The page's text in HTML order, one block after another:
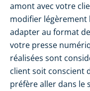
amont avec votre
modifier légèrement
adapter au format
votre presse
réalisées sont
client soit conscient
préfère aller dans le